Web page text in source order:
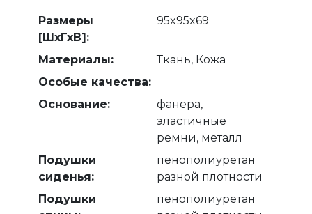
Размеры
[ШхГхВ]:
95x95x69
Материалы:
Ткань, Кожа
Особые качества:
Основание:
фанера,
эластичные
ремни, металл
Подушки
сиденья:
пенополиуретан
разной плотности
Подушки
пенополиуретан